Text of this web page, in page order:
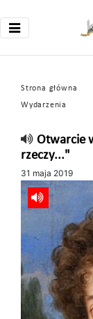
Strona główna
Wydarzenia
Otwarcie
rzeczy..."
31 maja 2019